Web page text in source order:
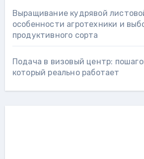
Выращивание кудрявой
особенности агротехники и
продуктивного сорта
Подача в визовый центр:
который реально работает